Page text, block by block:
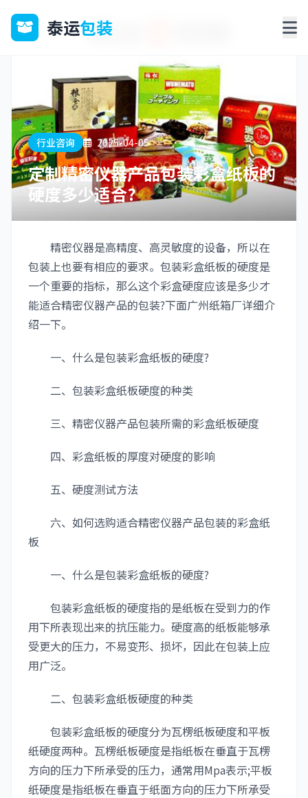
泰运包装
行业咨询 2025-04-05
定制精密仪器产品包装彩盒纸板的
硬度多少适合?
精密仪器是高精度、高灵敏度的设备，所以在
包装上也要有相应的要求。包装彩盒纸板的硬度是
一个重要的指标，那么这个彩盒硬度应该是多少才
能适合精密仪器产品的包装?下面广州纸箱厂详细介
绍一下。
一、什么是包装彩盒纸板的硬度?
二、包装彩盒纸板硬度的种类
三、精密仪器产品包装所需的彩盒纸板硬度
四、彩盒纸板的厚度对硬度的影响
五、硬度测试方法
六、如何选购适合精密仪器产品包装的彩盒纸
板
一、什么是包装彩盒纸板的硬度?
包装彩盒纸板的硬度指的是纸板在受到力的作
用下所表现出来的抗压能力。硬度高的纸板能够承
受更大的压力，不易变形、损坏，因此在包装上应
用广泛。
二、包装彩盒纸板硬度的种类
包装彩盒纸板的硬度分为瓦楞纸板硬度和平板
纸硬度两种。瓦楞纸板硬度是指纸板在垂直于瓦楞
方向的压力下所承受的压力，通常用Mpa表示;平板
纸硬度是指纸板在垂直于纸面方向的压力下所承受